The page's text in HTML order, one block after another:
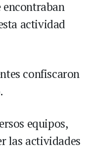
encontraban
actividad
confiscaron
equipos,
las actividades